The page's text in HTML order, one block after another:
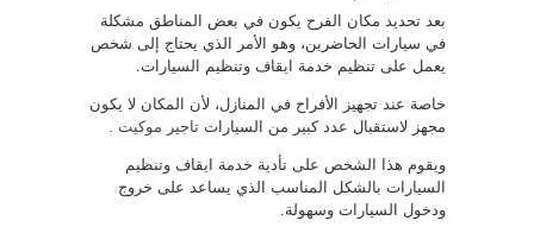
بعد تحديد مكان الفرح يكون في بعض المناطق مشكلة
في سيارات الحاضرين، وهو الأمر الذي يحتاج إلى شخص
يعمل على تنظيم خدمة ايقاف وتنظيم السيارات.
خاصة عند تجهيز الأفراح في المنازل، لأن المكان لا يكون
مجهز لاستقبال عدد كبير من السيارات تاجير موكيت
ويقوم هذا الشخص على تأدية خدمة ايقاف وتنظيم
السيارات بالشكل المناسب الذي يساعد على خروج
ودخول السيارات وسهولة.